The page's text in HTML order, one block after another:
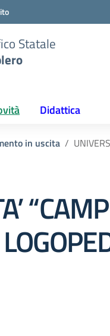
Statale
Didattica
in uscita